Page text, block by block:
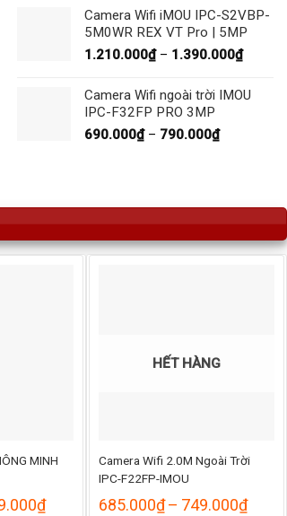
từ
đến
Camera Wifi iMOU IPC-S2VBP-
5M0WR REX VT Pro | 5MP
1.210.000₫ – 1.390.000₫Khoảng
từ
Camera Wifi ngoài trời IMOU
IPC-F32FP PRO 3MP
690.000₫ – 790.000₫Khoảng
đến
790.000₫
MINH
₫Giá
HẾT HÀNG
Camera Wifi 2.0M Ngoài Trời
IPC-F22FP-IMOU
685.000₫– 749.000₫